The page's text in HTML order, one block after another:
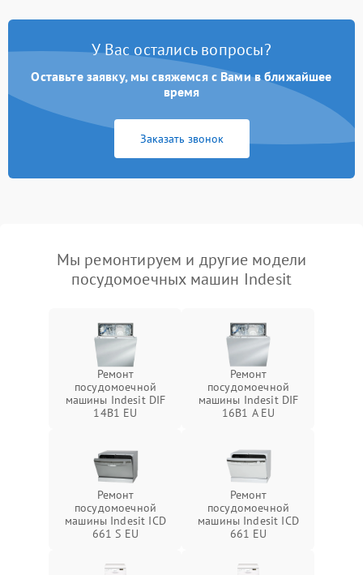
У Вас остались вопросы?
Оставьте заявку, мы свяжемся с Вами в ближайшее
время
Заказать звонок
Мы ремонтируем и другие модели
посудомоечных машин Indesit
Ремонт
посудомоечной
машины Indesit DIF
14B1 EU
Ремонт
посудомоечной
машины Indesit DIF
16B1 A EU
Ремонт
посудомоечной
машины Indesit ICD
661 S EU
Ремонт
посудомоечной
машины Indesit ICD
661 EU